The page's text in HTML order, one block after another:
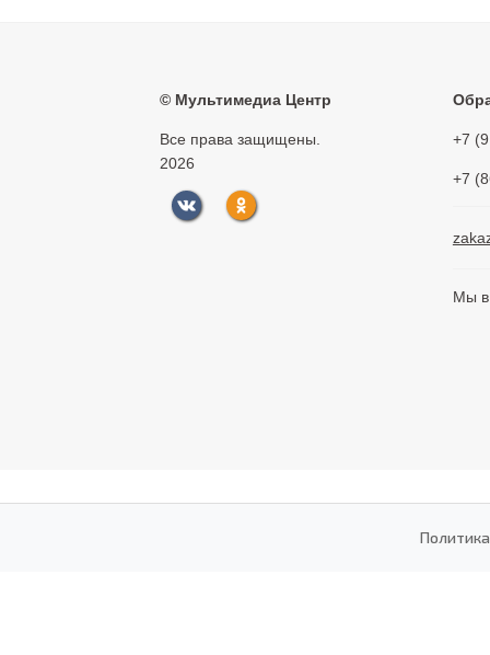
©Мультимедиа Центр
Все права защищены.
2026
+7
+7
Мы в